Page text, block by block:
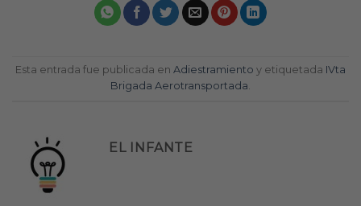
Esta entrada fue publicada en Adiestramiento y etiquetada IVta
Brigada Aerotransportada
EL INFANTE